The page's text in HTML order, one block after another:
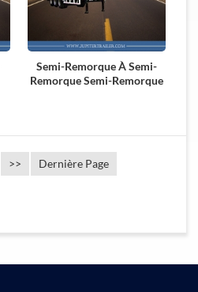
Semi-Remorque À Semi-
Remorque Semi-Remorque
>> Dernière Page